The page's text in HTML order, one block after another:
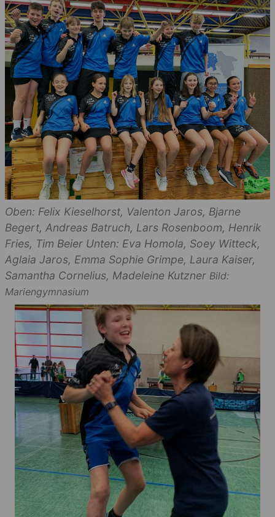
Oben: Felix Kieselhorst, Valenton Jaros, Bjarne
Begert, Andreas Batruch, Lars Rosenboom, Henrik
Fries, Tim Beier Unten: Eva Homola, Soey Witteck,
Aglaia Jaros, Emma Sophie Grimpe, Laura Kaiser,
Samantha Cornelius, Madeleine Kutzner Bild:
Mariengymnasium